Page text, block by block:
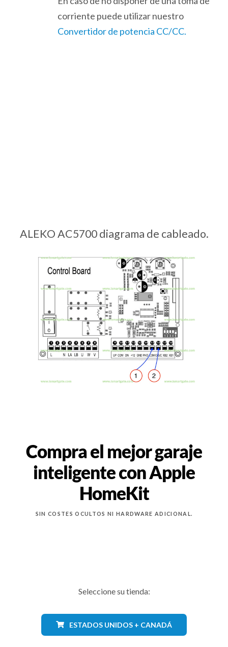
corriente puede utilizar nuestro
Convertidor de potencia CC/CC.
ALEKO AC5700 diagrama de cableado.
Compra el mejor garaje
inteligente con Apple
HomeKit
SIN COSTES OCULTOS NI HARDWARE ADICIONAL.
Seleccione su tienda:
ESTADOS UNIDOS + CANADÁ